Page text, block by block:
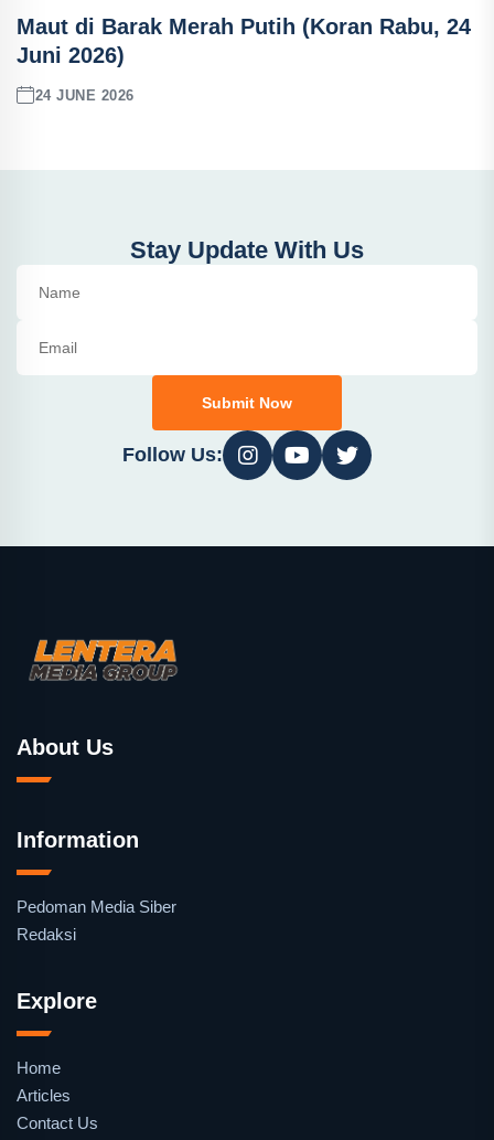
Maut di Barak Merah Putih (Koran Rabu, 24
Juni 2026)
24 JUNE 2026
Stay Update With Us
Submit Now
Follow Us:
About Us
Information
Pedoman Media Siber
Redaksi
Explore
Home
Articles
Contact Us